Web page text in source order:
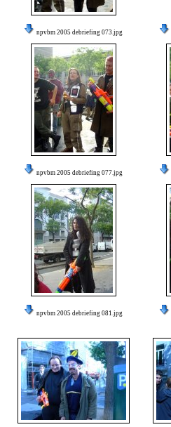
npvbm 2005 debriefing 073.jpg
npvbm 2005 debriefing 077.jpg
npvbm 2005 debriefing 081.jpg